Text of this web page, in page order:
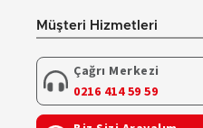
Müşteri Hizmetleri
Çağrı Merkezi
0216 414 59 59